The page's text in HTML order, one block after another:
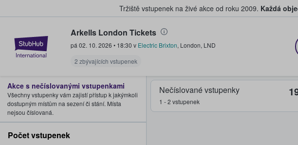
Tržiště vstupenek na živé akce od roku 2009. Každá
StubHub – Místo, kde fanoušci kupují a
Arkells London Tickets
pá 02. 10. 2026 • 18:30 v Electric Brixton, London, LND
2 zbývajících vstupenek
Nečíslované vstupenky
1 - 2 vstupenek
Akce s nečíslovanými vstupenkami
Všechny vstupenky vám zajistí přístup k jakýmkoli
dostupným místům na sezení či stání. Místa
nejsou číslovaná.
Počet vstupenek